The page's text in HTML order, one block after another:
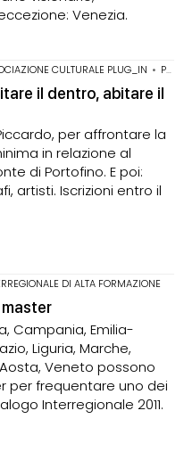
Venezia.
CULTURALE PLUG_IN • PAESAGGIO
il dentro, abitare il
per affrontare la
in relazione al
di Portofino. E poi:
artisti. Iscrizioni entro il
DI ALTA FORMAZIONE
Campania, Emilia-
Liguria, Marche,
Veneto possono
per frequentare uno dei
Interregionale 2011.